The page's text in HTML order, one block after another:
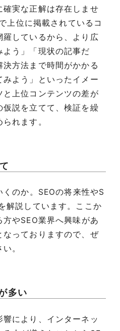
実な正解は存在しませ
上位に掲載されているコ
羅しているから、より広
う」「現状の記事だ
方法まで時間がかかる
よう」といったイメー
と上位コンテンツの差が
説を立てて、検証を繰
れます。
のか。 SEOの将来性やS
解説しています。ここか
方やSEO業界へ興味があ
なっておりますので、ぜ
。
多い
により、インターネッ